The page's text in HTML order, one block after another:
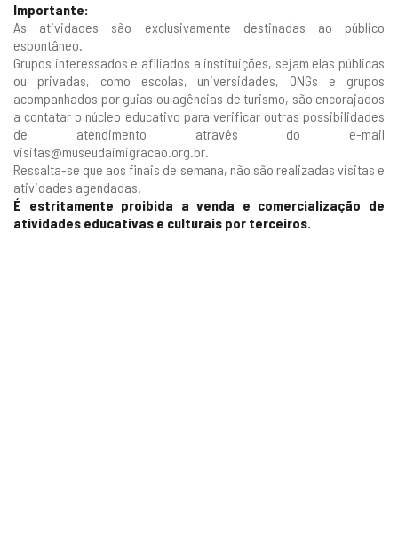
Importante:
As atividades são exclusivamente destinadas ao público
espontâneo.
Grupos interessados e afiliados a instituições, sejam elas públicas
ou privadas, como escolas, universidades, ONGs e grupos
acompanhados por guias ou agências de turismo, são encorajados
a contatar o núcleo educativo para verificar outras possibilidades
de atendimento através do e-mail
visitas@museudaimigracao.org.br.
Ressalta-se que aos finais de semana, não são realizadas visitas e
atividades agendadas.
É estritamente proibida a venda e comercialização de
atividades educativas e culturais por terceiros.